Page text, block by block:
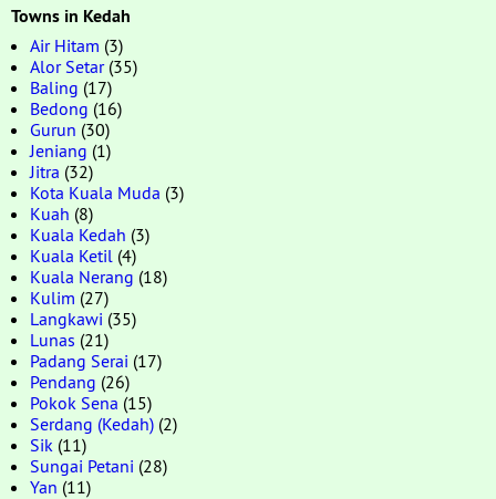
Towns in Kedah
Air Hitam (3)
Alor Setar(35)
Baling (17)
Bedong (16)
Gurun (30)
Jeniang (1)
Jitra (32)
Kota Kuala Muda (3)
Kuah (8)
Kuala Kedah (3)
Kuala Ketil (4)
Kuala Nerang (18)
Kulim (27)
Langkawi (35)
Lunas (21)
Padang Serai (17)
Pendang (26)
Pokok Sena (15)
Serdang (Kedah) (2)
Sik (11)
Sungai Petani (28)
Yan (11)